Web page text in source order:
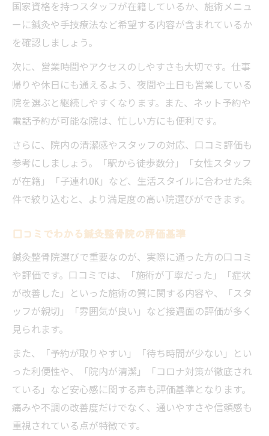
国家資格を持つスタッフが在籍しているか、施術メニュ
ーに鍼灸や手技療法など希望する内容が含まれているか
を確認しましょう。
次に、営業時間やアクセスのしやすさも大切です。仕事
帰りや休日にも通えるよう、夜間や土日も営業している
院を選ぶと継続しやすくなります。また、ネット予約や
電話予約が可能な院は、忙しい方にも便利です。
さらに、院内の清潔感やスタッフの対応、口コミ評価も
参考にしましょう。「駅から徒歩数分」「女性スタッフ
が在籍」「子連れOK」など、生活スタイルに合わせた条
件で絞り込むと、より満足度の高い院選びができます。
口コミでわかる鍼灸整骨院の評価基準
鍼灸整骨院選びで重要なのが、実際に通った方の口コミ
や評価です。口コミでは、「施術が丁寧だった」「症状
が改善した」といった施術の質に関する内容や、「スタ
ッフが親切」「雰囲気が良い」など接遇面の評価が多く
見られます。
また、「予約が取りやすい」「待ち時間が少ない」とい
った利便性や、「院内が清潔」「コロナ対策が徹底され
ている」など安心感に関する声も評価基準となります。
痛みや不調の改善度だけでなく、通いやすさや信頼感も
重視されている点が特徴です。